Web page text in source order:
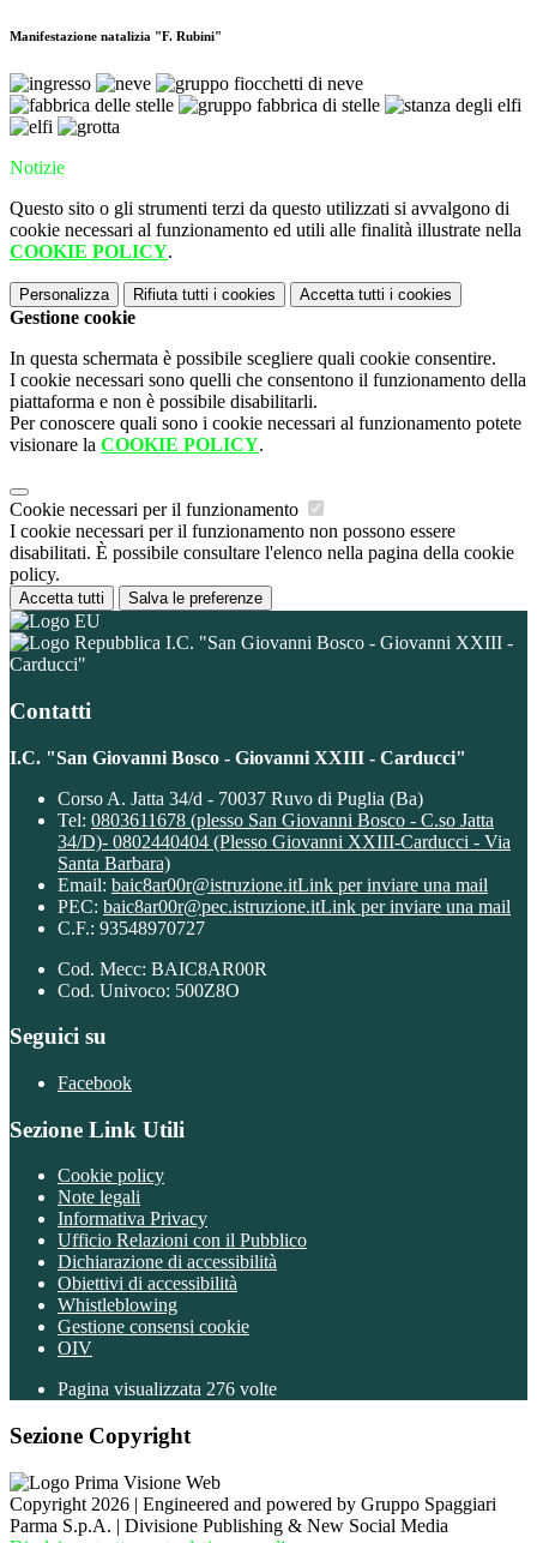
Manifestazione natalizia "F. Rubini"
Notizie
Questo sito o gli strumenti terzi da questo utilizzati si avvalgono di
cookie necessari al funzionamento ed utili alle finalità illustrate nella
COOKIE POLICY.
Personalizza Rifiuta tutti i cookies Accetta tutti i cookies
Gestione cookie
In questa schermata è possibile scegliere quali cookie consentire.
I cookie necessari sono quelli che consentono il funzionamento della
piattaforma e non è possibile disabilitarli.
Per conoscere quali sono i cookie necessari al funzionamento potete
visionare la COOKIE POLICY.
Cookie necessari per il funzionamento
I cookie necessari per il funzionamento non possono essere
disabilitati. È possibile consultare l'elenco nella pagina della cookie
policy.
Accetta tutti Salva le preferenze
I.C. "San Giovanni Bosco - Giovanni XXIII -
Carducci"
Contatti
I.C. "San Giovanni Bosco - Giovanni XXIII - Carducci"
Corso A. Jatta 34/d - 70037 Ruvo di Puglia (Ba)
Tel: 0803611678 (plesso San Giovanni Bosco - C.so Jatta
34/D)- 0802440404 (Plesso Giovanni XXIII-Carducci - Via
Santa Barbara)
Email: baic8ar00r@istruzione.itLink per inviare una mail
PEC: baic8ar00r@pec.istruzione.itLink per inviare una mail
C.F.: 93548970727
Cod. Mecc: BAIC8AR00R
Cod. Univoco: 500Z8O
Seguici su
Facebook
Sezione Link Utili
Cookie policy
Note legali
Informativa Privacy
Ufficio Relazioni con il Pubblico
Dichiarazione di accessibilità
Obiettivi di accessibilità
Whistleblowing
Gestione consensi cookie
OIV
Pagina visualizzata 276 volte
Sezione Copyright
Copyright 2026 | Engineered and powered by Gruppo Spaggiari
Parma S.p.A. | Divisione Publishing & New Social Media